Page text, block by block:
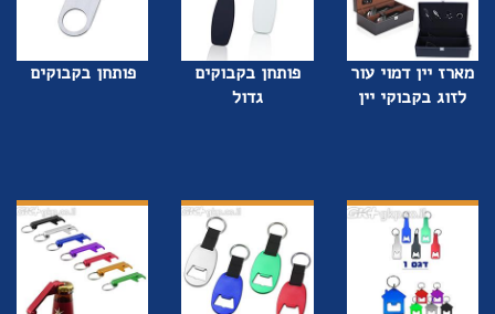
מארז יין דמוי עור
לזוג בקבוקי יין
פותחן בקבוקים
גדול
פותחן בקבוקים